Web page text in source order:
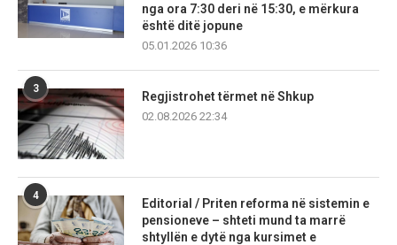
nga ora 7:30 deri në 15:30, e mërkura
është ditë jopune
05.01.2026 10:36
3
Regjistrohet tërmet në Shkup
02.08.2026 22:34
4
Editorial / Priten reforma në sistemin e
pensioneve – shteti mund ta marrë
shtyllën e dytë nga kursimet e